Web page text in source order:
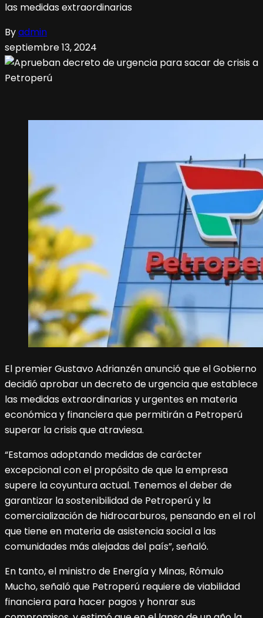
las medidas extraordinarias
Byadmin
septiembre 13, 2024
El premier Gustavo Adrianzén anunció que el Gobierno
decidió aprobar un decreto de urgencia que establece
las medidas extraordinarias y urgentes en materia
económica y financiera que permitirán a Petroperú
superar la crisis que atraviesa.
“Estamos adoptando medidas de carácter
excepcional con el propósito de que la empresa
supere la coyuntura actual. Tenemos el deber de
garantizar la sostenibilidad de Petroperú y la
comercialización de hidrocarburos, pensando en el rol
que tiene en materia de asistencia social a las
comunidades más alejadas del país”, señaló.
En tanto, el ministro de Energía y Minas, Rómulo
Mucho, señaló que Petroperú requiere de viabilidad
financiera para hacer pagos y honrar sus